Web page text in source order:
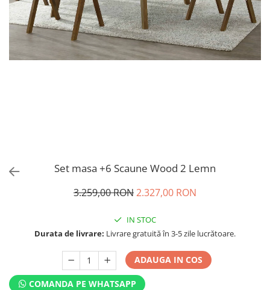
Set masa +6 Scaune Wood 2 Lemn
3.259,00 RON2.327,00 RON
IN STOC
Durata de livrare: Livrare gratuită în 3-5 zile lucrătoare.
ADAUGA IN COS
COMANDA PE WHATSAPP